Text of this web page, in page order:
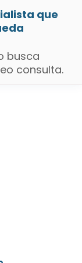
que
busca
consulta.